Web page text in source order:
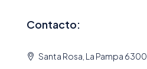
Contacto:
Santa Rosa, La Pampa 6300